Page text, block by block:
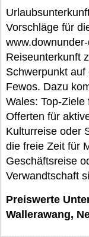
Vorschläge für
Reiseunterkunft
Schwerpunkt
Fewos. Dazu
Wales: Top-
Offerten für
Kulturreise oder
die freie Zeit für
Geschäftsreise
Verwandtschaft
Preiswerte
Wallerawang,